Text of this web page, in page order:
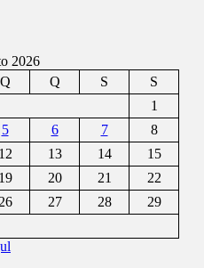
2026
Q Q S
S
1
5 6 7
8
12 13 14
15
19 20 21
22
27 28
29